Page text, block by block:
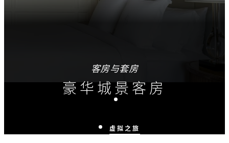
客房与套房
豪华城景客房
虚拟之旅